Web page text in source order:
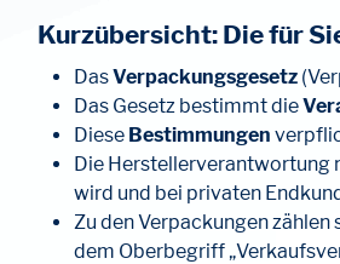
Kurzübersicht: Die für
DasVerpackungsgesetz
Das Gesetz bestimmt die
Diese Bestimmungen
Die Herstellerverantwortung
wird und bei privaten
Zu den Verpackungen zählen
dem Oberbegriff